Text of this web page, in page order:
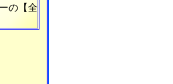
の【全